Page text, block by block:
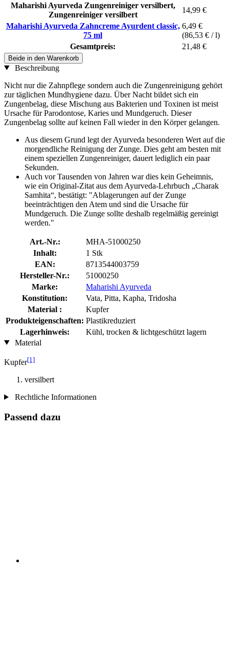
Maharishi Ayurveda Zungenreiniger versilbert,
Zungenreiniger versilbert
14,99 €
Maharishi Ayurveda Zahncreme Ayurdent classic,
75 ml
6,49 €
(86,53 € / l)
Gesamtpreis:
21,48 €
Beide in den Warenkorb
Beschreibung
Nicht nur die Zahnpflege sondern auch die Zungenreinigung gehört
zur täglichen Mundhygiene dazu. Über Nacht bildet sich ein
Zungenbelag, diese Mischung aus Bakterien und Toxinen ist meist
Ursache für Parodontose, Karies und Mundgeruch. Dieser
Zungenbelag sollte auf keinen Fall wieder in den Körper gelangen.
Aus diesem Grund legt der Ayurveda besonderen Wert auf die
morgendliche Reinigung der Zunge. Dies geht am besten mit
einem speziellen Zungenreiniger, dauert lediglich ein paar
Sekunden.
Auch vor Tausenden von Jahren war dies kein Geheimnis,
wie ein Original-Zitat aus dem Ayurveda-Lehrbuch „Charak
Samhita“, bestätigt: "Ablagerungen auf der Zunge
beeinträchtigen den Atem und sind die Ursache für
Mundgeruch. Die Zunge sollte deshalb regelmäßig gereinigt
werden."
Art.-Nr.:
MHA-51000250
Inhalt:
1 Stk
EAN:
8713544003759
Hersteller-Nr.:
51000250
Marke:
Maharishi Ayurveda
Konstitution:
Vata, Pitta, Kapha, Tridosha
Material :
Kupfer
Produkteigenschaften: Plastikreduziert
Lagerhinweis:
Kühl, trocken & lichtgeschützt lagern
Material
Kupfer[1]
versilbert
Rechtliche Informationen
Passend dazu